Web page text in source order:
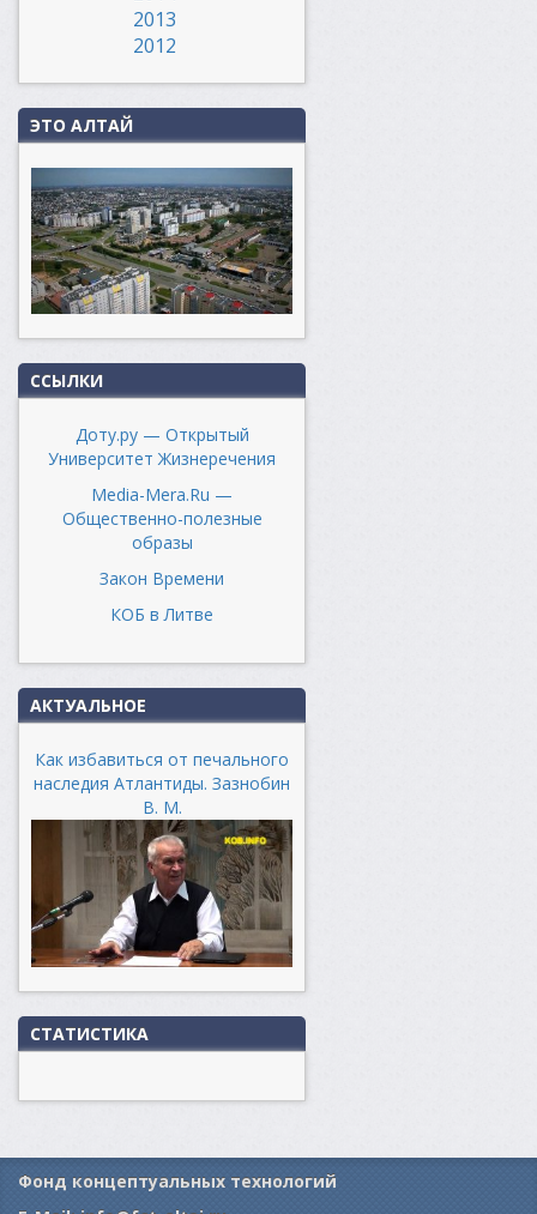
2013
2012
ЭТО АЛТАЙ
ССЫЛКИ
Доту.ру — Открытый
Университет Жизнеречения
Media-Mera.Ru —
Общественно-полезные
образы
Закон Времени
КОБ в Литве
АКТУАЛЬНОЕ
Как избавиться от печального
наследия Атлантиды. Зазнобин
В. М.
СТАТИСТИКА
Фонд концептуальных технологий